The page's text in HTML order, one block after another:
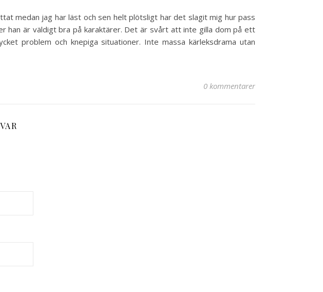
medan jag har läst och sen helt plötsligt har det slagit mig hur pass
han är väldigt bra på karaktärer. Det är svårt att inte gilla dom på ett
problem och knepiga situationer. Inte massa kärleksdrama utan
0 kommentarer